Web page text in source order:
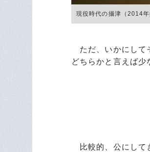
現役時代の攝津（2014
ただ、いかにして
どちらかと言えば少
比較的、公にして